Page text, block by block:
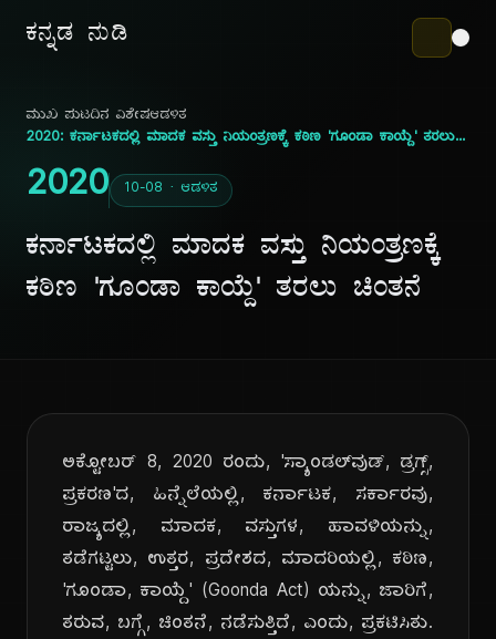
ಕನ್ನಡ ನುಡಿ
ಮುಖ ಪುಟದಿನ ವಿಶೇಷಆಡಳಿತ
2020: ಕರ್ನಾಟಕದಲ್ಲಿ ಮಾದಕ ವಸ್ತು ನಿಯಂತ್ರಣಕ್ಕೆ ಕಠಿಣ 'ಗೂಂಡಾ ಕಾಯ್ದೆ' ತರಲು ಚಿಂತನೆ
2020 10-08 · ಆಡಳಿತ
ಕರ್ನಾಟಕದಲ್ಲಿ ಮಾದಕ ವಸ್ತು ನಿಯಂತ್ರಣಕ್ಕೆ
ಕಠಿಣ 'ಗೂಂಡಾ ಕಾಯ್ದೆ' ತರಲು ಚಿಂತನೆ
ಅಕ್ಟೋಬರ್ 8, 2020 ರಂದು, 'ಸ್ಯಾಂಡಲ್‌ವುಡ್, ಡ್ರಗ್ಸ್,
ಪ್ರಕರಣ'ದ, ಹಿನ್ನೆಲೆಯಲ್ಲಿ, ಕರ್ನಾಟಕ, ಸರ್ಕಾರವು,
ರಾಜ್ಯದಲ್ಲಿ, ಮಾದಕ, ವಸ್ತುಗಳ, ಹಾವಳಿಯನ್ನು,
ತಡೆಗಟ್ಟಲು, ಉತ್ತರ, ಪ್ರದೇಶದ, ಮಾದರಿಯಲ್ಲಿ, ಕಠಿಣ,
'ಗೂಂಡಾ, ಕಾಯ್ದೆ' (Goonda Act) ಯನ್ನು, ಜಾರಿಗೆ,
ತರುವ, ಬಗ್ಗೆ, ಚಿಂತನೆ, ನಡೆಸುತ್ತಿದೆ, ಎಂದು, ಪ್ರಕಟಿಸಿತು.